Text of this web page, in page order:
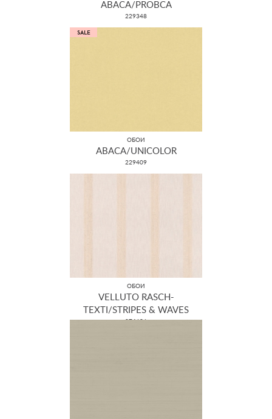
ABACA/PROBCA
229348
ОБОИ
ABACA/UNICOLOR
229409
ОБОИ
VELLUTO RASCH-
TEXTI/STRIPES & WAVES
074696